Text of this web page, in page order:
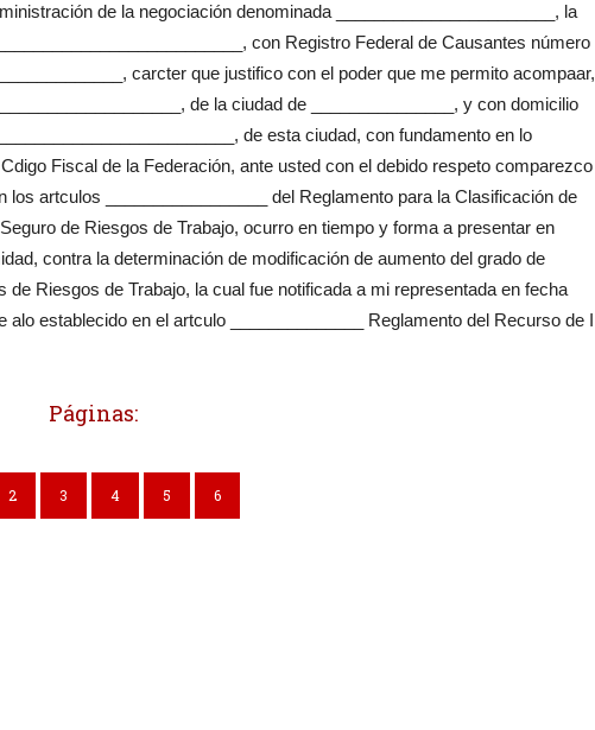
de la negociación denominada _______________________, la
con Registro Federal de Causantes número
carcter que justifico con el poder que me permito acompaar,
de la ciudad de _______________, y con domicilio
de esta ciudad, con fundamento en lo
Fiscal de la Federación, ante usted con el debido respeto comparezco
artculos _________________ del Reglamento para la Clasificación de
de Riesgos de Trabajo, ocurro en tiempo y forma a presentar en
contra la determinación de modificación de aumento del grado de
Riesgos de Trabajo, la cual fue notificada a mi representada en fecha
alo establecido en el artculo ______________ Reglamento del Recurso de I
Páginas:
2 3 4 5 6